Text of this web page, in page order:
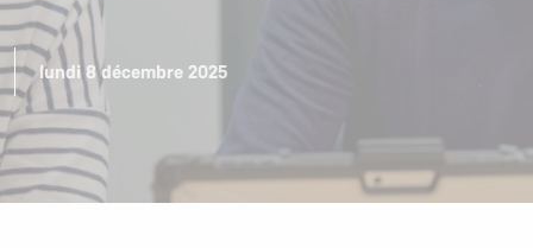
lundi 8 décembre 2025